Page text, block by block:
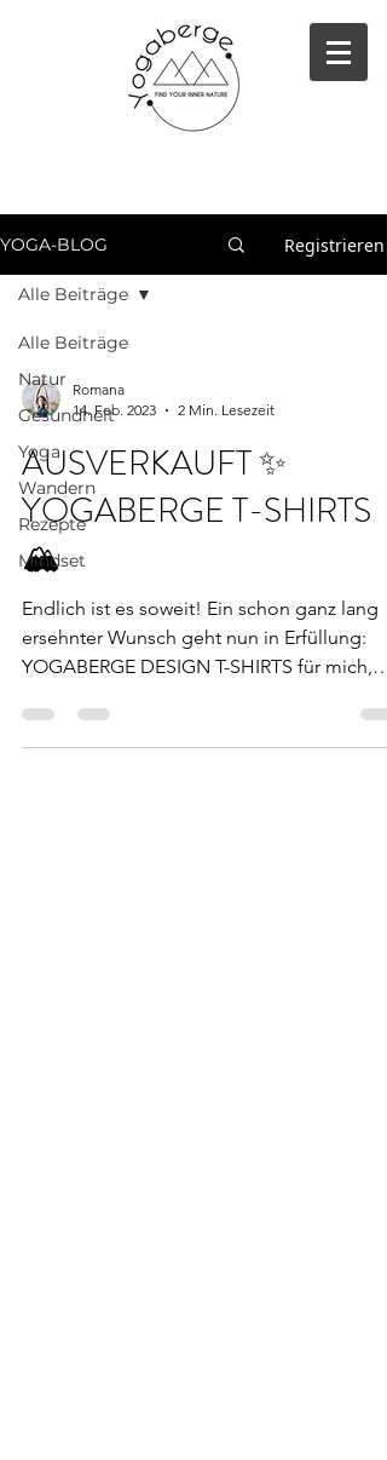
YOGA-BLOG Registrieren
Alle Beiträge
Natur
Gesundheit
Yoga
Wandern
Rezepte
Mindset
Alle Beiträge
Romana
14. Feb. 2023
2 Min. Lesezeit
AUSVERKAUFT ✨
YOGABERGE T-SHIRTS
🏔
Endlich ist es soweit! Ein schon ganz lang
ersehnter Wunsch geht nun in Erfüllung:
YOGABERGE DESIGN T-SHIRTS für mich,